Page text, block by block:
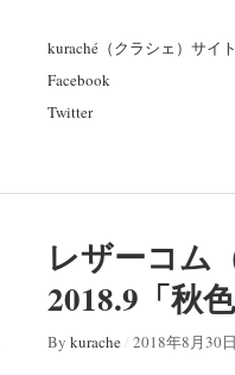
kuraché（クラシェ）サイ
Facebook
Twitter
レザーコム
2018.9「秋
By kurache/ 2018年8月30